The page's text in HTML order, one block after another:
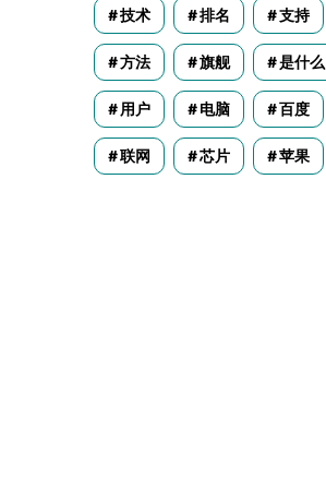
技术 排名 支持
方法 旗舰 是什么
用户 电脑 百度
联网 芯片 苹果